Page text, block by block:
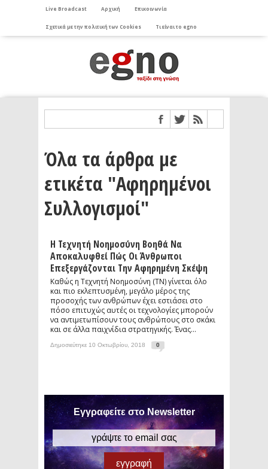
Live Broadcast Αρχική Επικοινωνία
Σχετικά με την πολιτική των Cookies Τι είναι το egno
Όλα τα άρθρα με
ετικέτα "Αφηρημένοι
Συλλογισμοί"
Η Τεχνητή Νοημοσύνη Βοηθά Να
Αποκαλυφθεί Πώς Οι Άνθρωποι
Επεξεργάζονται Την Αφηρημένη Σκέψη
Καθώς η Τεχνητή Νοημοσύνη (ΤΝ) γίνεται όλο
και πιο εκλεπτυσμένη, μεγάλο μέρος της
προσοχής των ανθρώπων έχει εστιάσει στο
πόσο επιτυχώς αυτές οι τεχνολογίες μπορούν
να αντιμετωπίσουν τους ανθρώπους στο σκάκι
και σε άλλα παιχνίδια στρατηγικής. Ένας...
Δημοσιεύτηκε 10 Οκτωβρίου, 2018 0
Εγγραφείτε στο Newsletter